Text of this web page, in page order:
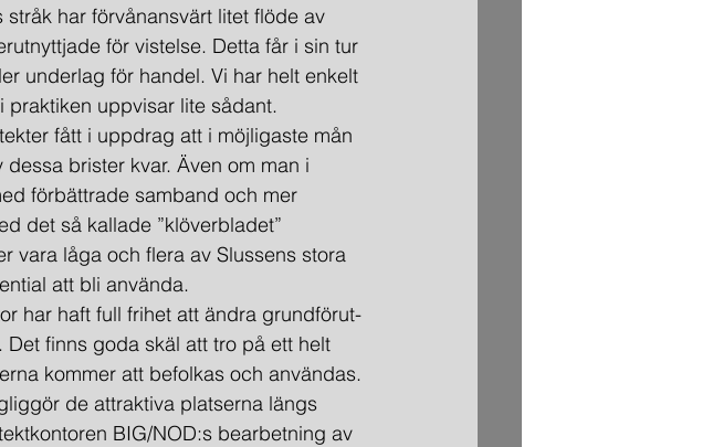
har förvånansvärt litet flöde av
för vistelse. Detta får i sin tur
underlag för handel. Vi har helt enkelt
uppvisar lite sådant.
fått i uppdrag att i möjligaste mån
brister kvar. Även om man i
förbättrade samband och mer
det så kallade ”klöverbladet”
vara låga och flera av Slussens stora
att bli använda.
har haft full frihet att ändra grundförut­
finns goda skäl att tro på ett helt
kommer att befolkas och användas.
de attraktiva platserna längs
BIG/NOD:s bearbetning av